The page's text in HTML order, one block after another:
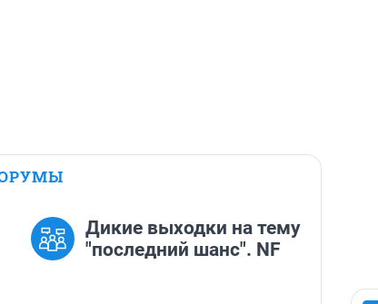
Дикие выходки на тему
"последний шанс". NF